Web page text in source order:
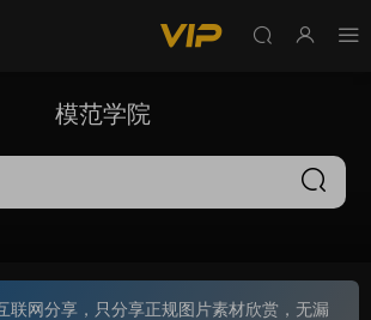
模范学院
联网分享，只分享正规图片素材欣赏，无漏